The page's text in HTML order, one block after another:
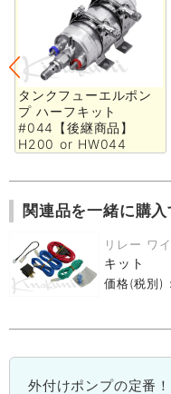
タンクフューエルポン
プ ハーフキット
#044【後継商品】
H200 or HW044
関連品を一緒に購入
リレー ワ
キット
価格(税別)
外付けポンプの定番